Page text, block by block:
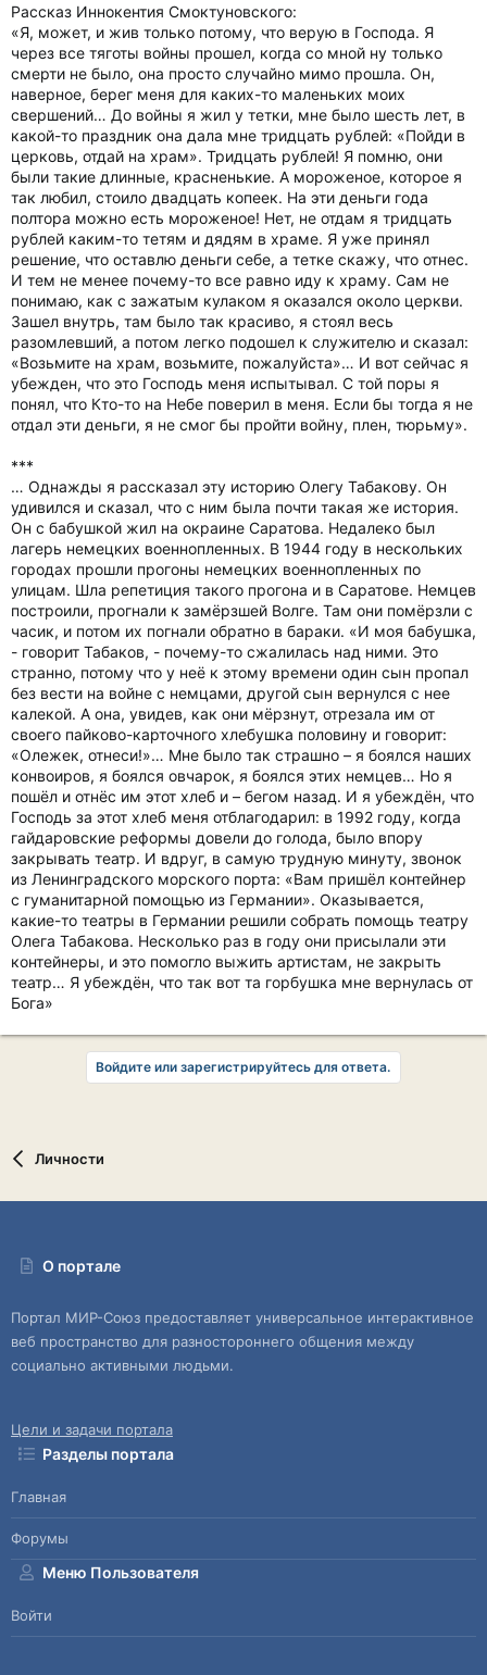
Рассказ Иннокентия Смоктуновского:
«Я, может, и жив только потому, что верую в Господа. Я
через все тяготы войны прошел, когда со мной ну только
смерти не было, она просто случайно мимо прошла. Он,
наверное, берег меня для каких-то маленьких моих
свершений… До войны я жил у тетки, мне было шесть лет, в
какой-то праздник она дала мне тридцать рублей: «Пойди в
церковь, отдай на храм». Тридцать рублей! Я помню, они
были такие длинные, красненькие. А мороженое, которое я
так любил, стоило двадцать копеек. На эти деньги года
полтора можно есть мороженое! Нет, не отдам я тридцать
рублей каким-то тетям и дядям в храме. Я уже принял
решение, что оставлю деньги себе, а тетке скажу, что отнес.
И тем не менее почему-то все равно иду к храму. Сам не
понимаю, как с зажатым кулаком я оказался около церкви.
Зашел внутрь, там было так красиво, я стоял весь
разомлевший, а потом легко подошел к служителю и сказал:
«Возьмите на храм, возьмите, пожалуйста»… И вот сейчас я
убежден, что это Господь меня испытывал. С той поры я
понял, что Кто-то на Небе поверил в меня. Если бы тогда я не
отдал эти деньги, я не смог бы пройти войну, плен, тюрьму».
***
… Однажды я рассказал эту историю Олегу Табакову. Он
удивился и сказал, что с ним была почти такая же история.
Он с бабушкой жил на окраине Саратова. Недалеко был
лагерь немецких военнопленных. В 1944 году в нескольких
городах прошли прогоны немецких военнопленных по
улицам. Шла репетиция такого прогона и в Саратове. Немцев
построили, прогнали к замёрзшей Волге. Там они помёрзли с
часик, и потом их погнали обратно в бараки. «И моя бабушка,
- говорит Табаков, - почему-то сжалилась над ними. Это
странно, потому что у неё к этому времени один сын пропал
без вести на войне с немцами, другой сын вернулся с нее
калекой. А она, увидев, как они мёрзнут, отрезала им от
своего пайково-карточного хлебушка половину и говорит:
«Олежек, отнеси!»… Мне было так страшно – я боялся наших
конвоиров, я боялся овчарок, я боялся этих немцев… Но я
пошёл и отнёс им этот хлеб и – бегом назад. И я убеждён, что
Господь за этот хлеб меня отблагодарил: в 1992 году, когда
гайдаровские реформы довели до голода, было впору
закрывать театр. И вдруг, в самую трудную минуту, звонок
из Ленинградского морского порта: «Вам пришёл контейнер
с гуманитарной помощью из Германии». Оказывается,
какие-то театры в Германии решили собрать помощь театру
Олега Табакова. Несколько раз в году они присылали эти
контейнеры, и это помогло выжить артистам, не закрыть
театр… Я убеждён, что так вот та горбушка мне вернулась от
Бога»
Войдите или зарегистрируйтесь для ответа.
Личности
О портале
Портал МИР-Союз предоставляет универсальное интерактивное
веб пространство для разностороннего общения между
социально активными людьми.
Цели и задачи портала
Разделы портала
Главная
Форумы
Меню Пользователя
Войти